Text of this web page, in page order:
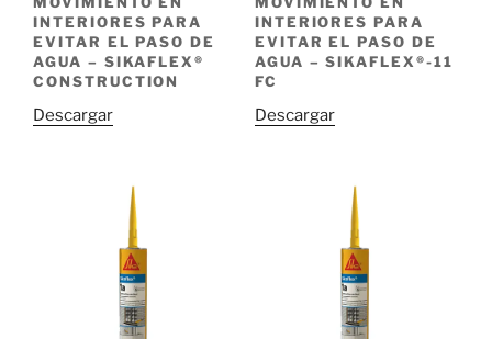
INTERIORES PARA
EVITAR EL PASO DE
AGUA – SIKAFLEX®
CONSTRUCTION
Descargar
INTERIORES PARA
EVITAR EL PASO DE
AGUA – SIKAFLEX®-11
FC
Descargar